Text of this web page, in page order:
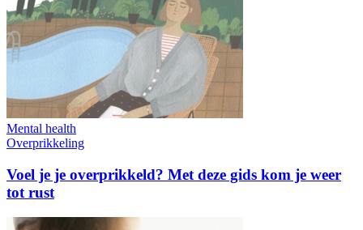
Mental health
Overprikkeling
Voel je je overprikkeld? Met deze gids kom je weer
tot rust